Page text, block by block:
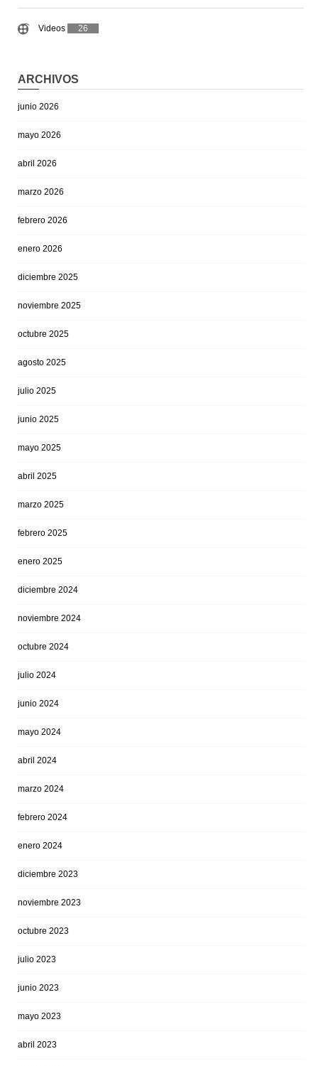
Videos 26
ARCHIVOS
junio 2026
mayo 2026
abril 2026
marzo 2026
febrero 2026
enero 2026
diciembre 2025
noviembre 2025
octubre 2025
agosto 2025
julio 2025
junio 2025
mayo 2025
abril 2025
marzo 2025
febrero 2025
enero 2025
diciembre 2024
noviembre 2024
octubre 2024
julio 2024
junio 2024
mayo 2024
abril 2024
marzo 2024
febrero 2024
enero 2024
diciembre 2023
noviembre 2023
octubre 2023
julio 2023
junio 2023
mayo 2023
abril 2023